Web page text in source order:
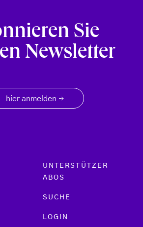
Sie
Newsletter
hier anmelden →
UNTERSTÜTZER
ABOS
SUCHE
LOGIN